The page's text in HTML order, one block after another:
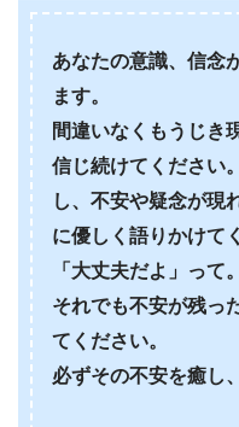
あなたの意識、信念
ます。
間違いなくもうじき
信じ続けてください
し、不安や疑念が現
に優しく語りかけて
「大丈夫だよ」って。
それでも不安が残っ
てください。
必ずその不安を癒し